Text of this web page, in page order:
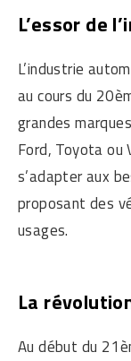
L’essor de
L’industrie
au cours du
grandes
Ford, Toyota ou
s’adapter aux
proposant des
usages.
La
Au début du